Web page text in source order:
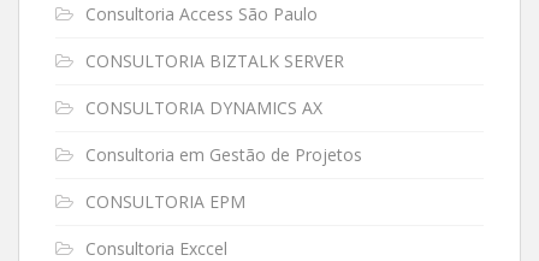
Consultoria Access São Paulo
CONSULTORIA BIZTALK SERVER
CONSULTORIA DYNAMICS AX
Consultoria em Gestão de Projetos
CONSULTORIA EPM
Consultoria Exccel